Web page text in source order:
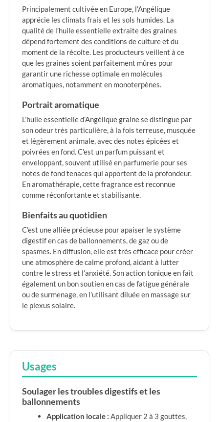
Principalement cultivée en Europe, l’Angélique
apprécie les climats frais et les sols humides. La
qualité de l’huile essentielle extraite des graines
dépend fortement des conditions de culture et du
moment de la récolte. Les producteurs veillent à ce
que les graines soient parfaitement mûres pour
garantir une richesse optimale en molécules
aromatiques, notamment en monoterpènes.
Portrait aromatique
L’huile essentielle d’Angélique graine se distingue par
son odeur très particulière, à la fois terreuse, musquée
et légèrement animale, avec des notes épicées et
poivrées en fond. C’est un parfum puissant et
enveloppant, souvent utilisé en parfumerie pour ses
notes de fond tenaces qui apportent de la profondeur.
En aromathérapie, cette fragrance est reconnue
comme réconfortante et stabilisante.
Bienfaits au quotidien
C’est une alliée précieuse pour apaiser le système
digestif en cas de ballonnements, de gaz ou de
spasmes. En diffusion, elle est très efficace pour créer
une atmosphère de calme profond, aidant à lutter
contre le stress et l’anxiété. Son action tonique en fait
également un bon soutien en cas de fatigue générale
ou de surmenage, en l’utilisant diluée en massage sur
le plexus solaire.
Usages
Soulager les troubles digestifs et les
ballonnements
Application locale : Appliquer 2 à 3 gouttes,